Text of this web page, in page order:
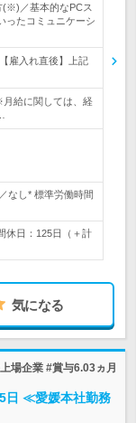
(※)／基本的なPCス
ったコミュニケーシ
雇入れ直後】上記
給に関しては、経
なし* 標準労働時間
休日：125日（＋計
気になる
場企業 #賞与6.03ヵ月
日 ≪愛媛本社勤務